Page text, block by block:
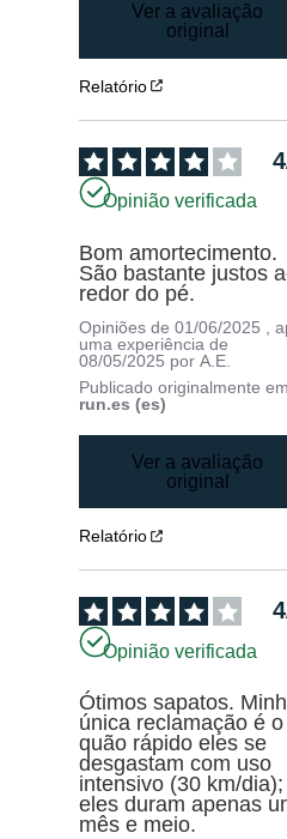
Ver a avaliação
original
Relatório
4
Opinião verificada
Bom amortecimento.
São bastante justos
redor do pé.
Opiniões de01/06/2025
,
uma experiência de
08/05/2025 porA.E.
Publicado originalmente
run.es (es)
Ver a avaliação
original
Relatório
4
Opinião verificada
Ótimos sapatos.
única reclamação é o
quão rápido eles se
desgastam com uso
intensivo (30 km/dia);
eles duram apenas
mês e meio.